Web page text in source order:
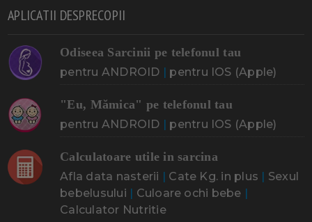
APLICATII DESPRECOPII
Odiseea Sarcinii pe telefonul tau
pentru ANDROID | pentru IOS (Apple)
"Eu, Mămica" pe telefonul tau
pentru ANDROID | pentru IOS (Apple)
Calculatoare utile in sarcina
Afla data nasterii | Cate Kg. in plus | Sexul
bebelusului | Culoare ochi bebe |
Calculator Nutritie